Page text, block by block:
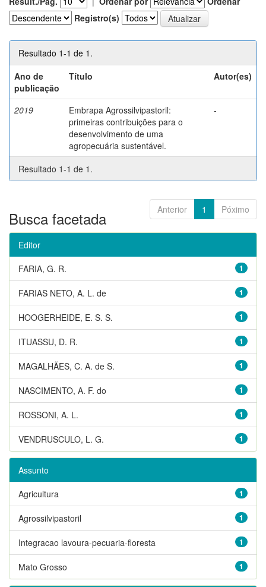
Registro(s)
Resultado 1-1 de 1.
Ano de
publicação
Título Autor(es)
2019
Embrapa Agrossilvipastoril:
primeiras contribuições para o
desenvolvimento de uma
agropecuária sustentável.
-
Resultado 1-1 de 1.
Anterior 1 Póximo
Busca facetada
Editor
1
FARIA, G. R.
1
FARIAS NETO, A. L. de
1
HOOGERHEIDE, E. S. S.
1
ITUASSU, D. R.
1
MAGALHÃES, C. A. de S.
1
NASCIMENTO, A. F. do
1
ROSSONI, A. L.
1
VENDRUSCULO, L. G.
Assunto
1
Agricultura
1
Agrossilvipastoril
1
Integracao lavoura-pecuaria-floresta
1
Mato Grosso